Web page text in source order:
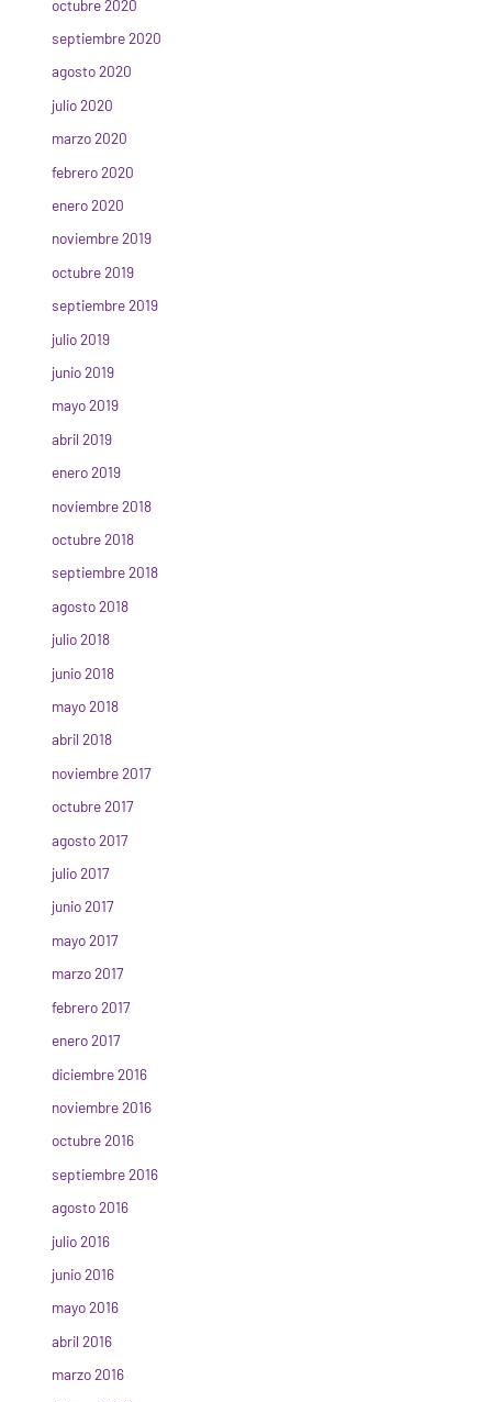
octubre 2020
septiembre 2020
agosto 2020
julio 2020
marzo 2020
febrero 2020
enero 2020
noviembre 2019
octubre 2019
septiembre 2019
julio 2019
junio 2019
mayo 2019
abril 2019
enero 2019
noviembre 2018
octubre 2018
septiembre 2018
agosto 2018
julio 2018
junio 2018
mayo 2018
abril 2018
noviembre 2017
octubre 2017
agosto 2017
julio 2017
junio 2017
mayo 2017
marzo 2017
febrero 2017
enero 2017
diciembre 2016
noviembre 2016
octubre 2016
septiembre 2016
agosto 2016
julio 2016
junio 2016
mayo 2016
abril 2016
marzo 2016